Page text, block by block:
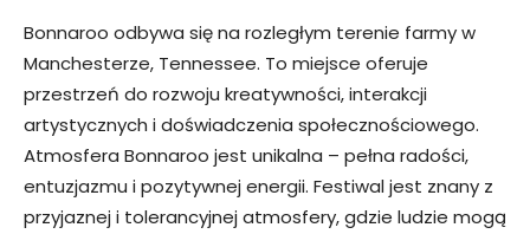
Bonnaroo odbywa się na rozległym terenie farmy w
Manchesterze, Tennessee. To miejsce oferuje
przestrzeń do rozwoju kreatywności, interakcji
artystycznych i doświadczenia społecznościowego.
Atmosfera Bonnaroo jest unikalna – pełna radości,
entuzjazmu i pozytywnej energii. Festiwal jest znany z
przyjaznej i tolerancyjnej atmosfery, gdzie ludzie mogą